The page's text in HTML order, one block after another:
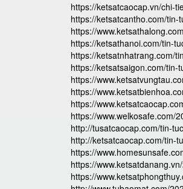
https://ketsatcaocap.vn/chi-
https://ketsatcantho.com/
https://
https://ketsathanoi.com/tin-
https://ketsatnhatrang.com/
https://ketsatsaigon.com/
https://
https://
https://
https://www.welkosafe.com/
http://tusatcaocap.com/tin-
http://ketsatcaocap.com/tin-
https://
https://
https://